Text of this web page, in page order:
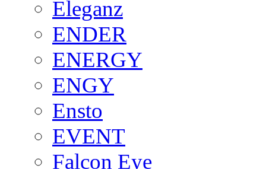
Eleganz
ENDER
ENERGY
ENGY
Ensto
EVENT
Falcon Eye